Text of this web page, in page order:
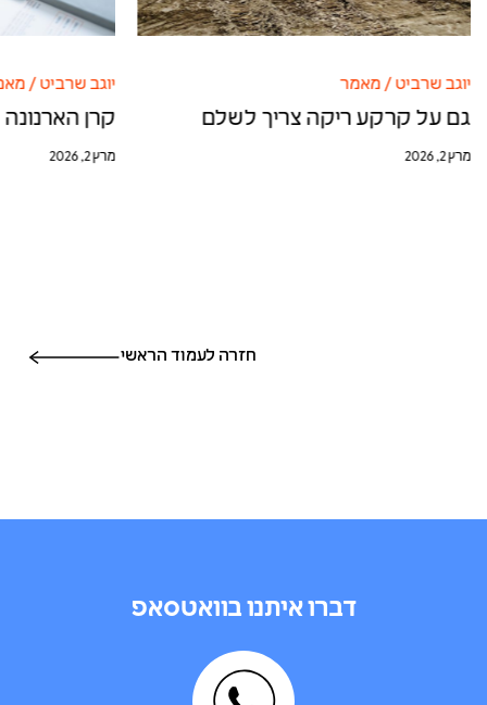
יוגב שרביט / מאמר
גם על קרקע ריקה צריך לשלם
מרץ 2, 2026
יוגב שרביט /
קרן
מרץ 2, 2026
חזרה לעמוד הראשי
דברו איתנו בוואטסאפ